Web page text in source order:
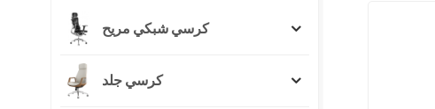
كرسي شبكي مريح
كرسي جلد